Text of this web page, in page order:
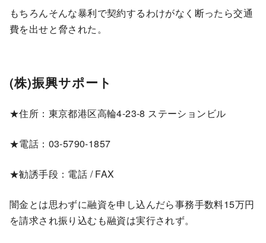
もちろんそんな暴利で契約するわけがなく断ったら交通
費を出せと脅された。
(株)振興サポート
★住所：東京都港区高輪4-23-8 ステーションビル
★電話：03-5790-1857
★勧誘手段：電話 / FAX
闇金とは思わずに融資を申し込んだら事務手数料15万円
を請求され振り込むも融資は実行されず。